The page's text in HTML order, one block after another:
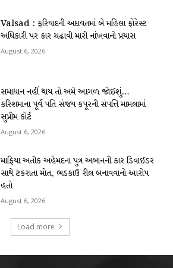
Valsad : ફરિયાદની અદાવતમાં બે મહિલા ફોરેસ્ટ
અધિકારી પર કાર ચઢાવી મારી નાંખવાનો પ્રયાસ
August 6, 2026
સમાધાન નહીં થાય તો અમે આગળ જોઈશું…
કરિશમાના પૂર્વ પતિ સંજય કપૂરની સંપત્તિ મામલામાં
સુપ્રીમ કોર્ટ
August 6, 2026
માફિયા અતીક અહેમદના પુત્ર અબાનની કાર ડિવાઈડર
સાથે ટકરાતા મોત, ભડકાઉ રીલ બનાવવાનો આરોપ
હતો
August 6, 2026
Load more